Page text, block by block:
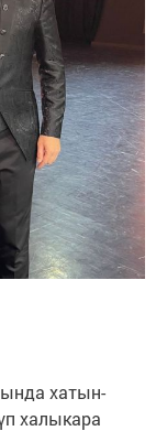
хатын-
халыкара